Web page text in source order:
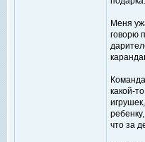
Меня
говорю
какой-
что за